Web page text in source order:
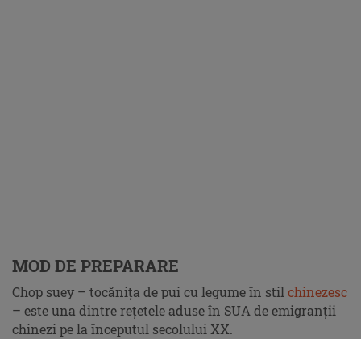
MOD DE PREPARARE
Chop suey – tocănița de pui cu legume în stil chinezesc
– este una dintre rețetele aduse în SUA de emigranții
chinezi pe la începutul secolului XX.